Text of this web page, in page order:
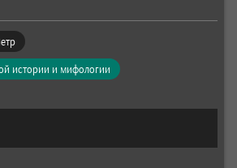
истории и мифологии